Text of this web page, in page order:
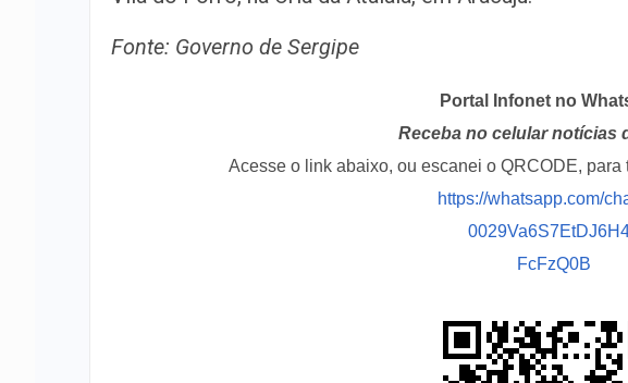
Fonte: Governo de Sergipe
Portal Infonet no
Receba no celular notícias
Acesse o link abaixo, ou escanei o QRCODE,
https://whatsapp.com/
FcFzQ0B